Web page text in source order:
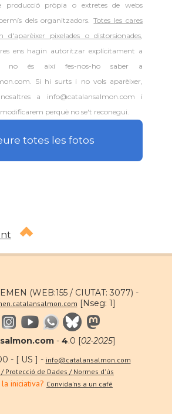
producció pròpia o extretes de webs
dels organitzadors.Totes les cares
d'aparèixer pixelades o distorsionades,
ens hagin autoritzar explícitament a
no és així fes-nos-ho saber a
Si hi surts i no vols aparèixer,
a info@catalansalmon.com i
perquè no se't reconegui.
totes les fotos
(WEB:155 / CIUTAT: 3077) -
[Nseg: 1]
- 4.0 [02·2025]
- [ US ] - info@catalansalmon.com
Protecció de Dades / Normes d'ús
iniciativa? Convida'ns a un café